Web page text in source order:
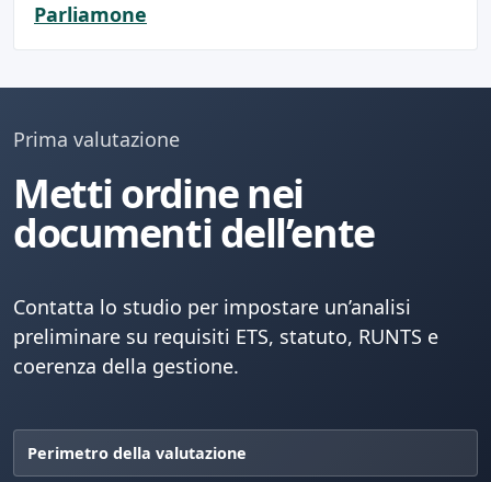
Parliamone
Prima valutazione
Metti ordine nei
documenti dell’ente
Contatta lo studio per impostare un’analisi
preliminare su requisiti ETS, statuto, RUNTS e
coerenza della gestione.
Perimetro della valutazione